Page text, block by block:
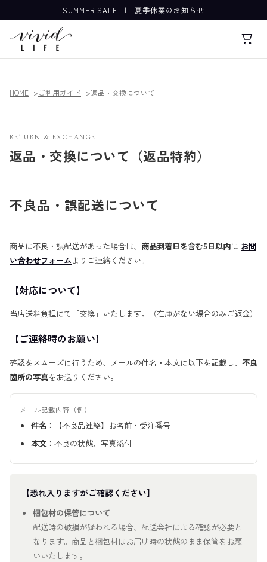
SUMMER SALE |夏季休業のお知らせ
HOME ご利用ガイド 返品・交換について
RETURN & EXCHANGE
返品・交換について（返品特約）
不良品・誤配送について
商品に不良・誤配送があった場合は、 商品到着日を含む5日以内に お問
い合わせフォームよりご連絡ください。
【対応について】
当店送料負担にて「交換」いたします。（在庫がない場合のみご返金）
【ご連絡時のお願い】
確認をスムーズに行うため、メールの件名・本文に以下を記載し、 不良
箇所の写真をお送りください。
メール記載内容（例）
件名：
【不良品連絡】お名前・受注番号
本文： 不良の状態、写真添付
【恐れ入りますがご確認ください】
梱包材の保管について
配送時の破損が疑われる場合、配送会社による確認が必要と
なります。商品と梱包材はお届け時の状態のまま保管をお願
いいたします。